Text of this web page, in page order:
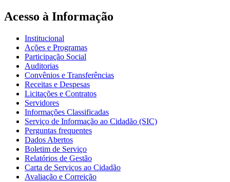
Acesso à Informação
Institucional
Ações e Programas
Participação Social
Auditorias
Convênios e Transferências
Receitas e Despesas
Licitações e Contratos
Servidores
Informações Classificadas
Serviço de Informação ao Cidadão (SIC)
Perguntas frequentes
Dados Abertos
Boletim de Serviço
Relatórios de Gestão
Carta de Serviços ao Cidadão
Avaliação e Correição